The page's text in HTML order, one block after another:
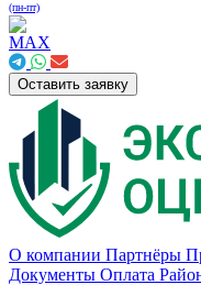
(пн-пт)
Оставить заявку
О компании Партнёры
Документы Оплата